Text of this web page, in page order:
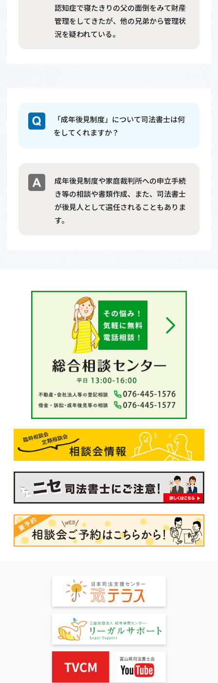
認知症で寝たきりの父の面倒をみて財産
管理をしてきたが、他の兄弟から管理状
況を疑われている。
「成年後見制度」について司法書士は何
をしてくれますか？
成年後見制度や家庭裁判所への申立手続
き等の相談や書類作成、また、司法書士
が後見人として選任されることもありま
す。